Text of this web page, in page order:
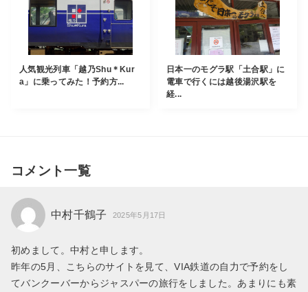
人気観光列車「越乃Shu＊Kur
a」に乗ってみた！予約方...
日本一のモグラ駅「土合駅」に
電車で行くには越後湯沢駅を
経...
コメント一覧
中村千鶴子 2025年5月17日
初めまして。中村と申します。
昨年の5月、こちらのサイトを見て、VIA鉄道の自力で予約をし
てバンクーバーからジャスパーの旅行をしました。あまりにも素